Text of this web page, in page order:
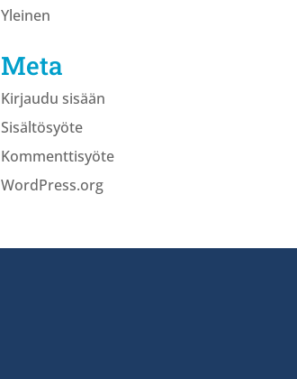
Yleinen
Meta
Kirjaudu sisään
Sisältösyöte
Kommenttisyöte
WordPress.org